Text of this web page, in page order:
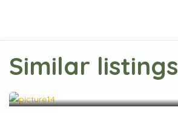
Similar listings